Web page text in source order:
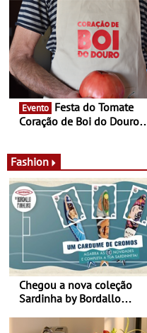
- Entre Junho e Julho pelo
país
Evento
Coração de Boi do Douro -
Fashion
Chegou a nova coleção
Sardinha by Bordallo